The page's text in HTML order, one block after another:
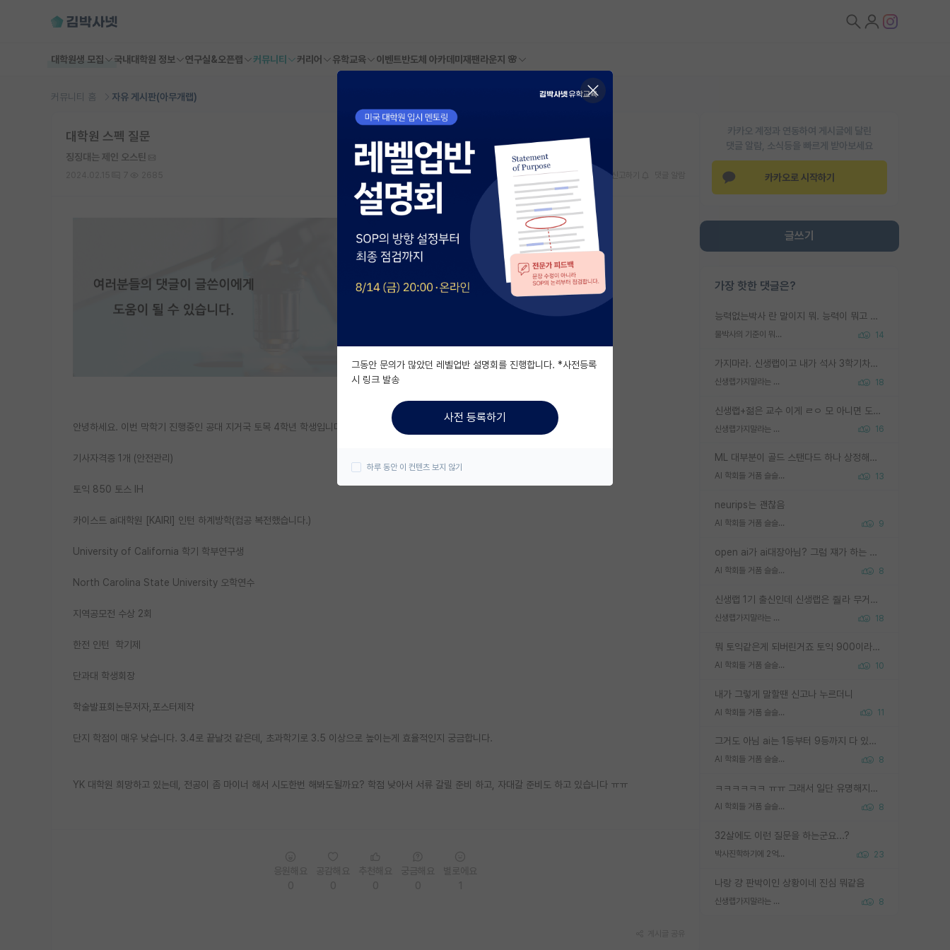
대학원생 모집 국내대학원 정보 연구실&오픈랩 커뮤니티 커리어 유학교육 이벤트반도체 아카데미 재팬라운지 🌸
커뮤니티 홈 자유 게시판(아무개랩)
카카오 계정과 연동하여 게시글에 달린
댓글 알람, 소식등을 빠르게 받아보세요
카카오로 시작하기
글쓰기
가장 핫한 댓글은?
능력없는박사 란 말이지 뭐. 능력이 뭐고 능력이 있다는게 뭔지는 사람마다 기준이 다르니까 얘기해봐야 서로 자기 기준만 얘기해서 논쟁이 끝이 안나고. 주위에서 능력있고 야심있는 신입생이 교수가 유의미한 피드백을 아예 안주면서 제대로된 과제에 참여해볼 기회도 제공하지 않고 잡일 뺑뺑이만 돌려서 맨날 단순작업만 하면서 밤새다가 눈빛이 점점 죽어가는걸 본 사람은 물박사는 교수탓이라고 하고, 교수는 이것저것 알려도 주고 기회도 주고 사수 동기 붙여주면서 어떻게든 끌고가려고 하는데 본인이 매일 뺀질거리면서 출근 하는둥마는둥 하다가 기껏 와서도 폰이나 쳐다보다가 실험 망치고 저녁약속있어서 먼저 가볼게요~ 하는걸 본 사람은 물박사는 본인탓이라고 함.
물박사의 기준이 뭐임? 14
가지마라. 신생랩이고 내가 석사 3학기차인데 최고참인데 나도 아무것도 모르는데 교수가 후배들 왜 논문 교육 안시키냐. 논문 왜 안 써오냐 닦달한다
신생랩가지말라는 이유가 있었구나 18
신생랩+젊은 교수 이게 ㄹㅇ 모 아니면 도인듯.
신생랩가지말라는 이유가 있었구나 16
ML 대부분이 골드 스탠다드 하나 상정해놓고 (벤치마크 데이터셋이 여러 개면 여러 개 상정) 그거 얼마나 잘 맞추나 싸움임 가끔 번뜩이는 설계 철학을 보여주는 논문들도 있지만 대부분 그거 성적 얼마나 더 올리느라에 혈안이 되어 있는 측면이 잇음
AI 학회들 거품 슬슬 지적이 나오네요 13
neurips는 괜찮음
AI 학회들 거품 슬슬 지적이 나오네요 9
open ai가 ai대장아님? 그럼 쟤가 하는 말이 다 맞겠네
AI 학회들 거품 슬슬 지적이 나오네요 8
신생랩 1기 출신인데 신생랩은 줠라 무거운 바벨 같은거임. 들면 대박인데 못들면 깔려 죽음. 아무도 알려주지 않는 환경에서 자생해야하지만, 일단 살아남았다면 그 어떤 사람보다 악착같고 생존력 높은 사람으로 거듭날 수 있음
신생랩가지말라는 이유가 있었구나 18
뭐 토익같은게 되버린거죠 토익 900이라고 영어잘하는건 아닙니다만 잘하는사람은 다 900을 넘는 그런
AI 학회들 거품 슬슬 지적이 나오네요 10
내가 그렇게 말할땐 신고나 누르더니
AI 학회들 거품 슬슬 지적이 나오네요 11
그거도 아님 ai는 1등부터 9등까지 다 있음 그거도 없는 사람은 뭐냐 교수가 그냥 못하게 한거 1등급도 교수가 막으면 안됨
AI 학회들 거품 슬슬 지적이 나오네요 8
ㅋㅋㅋㅋㅋㅋ ㅠㅠ 그래서 일단 유명해지는게 중요한거같습니다
AI 학회들 거품 슬슬 지적이 나오네요 8
32살에도 이런 질문을 하는군요...?
박사진학하기에 2억은 괜찮은 (?) 정도의 경제력인가요 23
나랑 걍 판박이인 상황이네 진심 뭐같음
신생랩가지말라는 이유가 있었구나 8
대학원 스펙 질문
징징대는 제인 오스틴
스크랩 신고하기
안녕하세요. 이번 막학기 진행중인 공대 지거국 토목 4학년 학생입니다.
기사자격증 1개 (안전관리)
토익 850 토스 IH
카이스트 ai대학원 [KAIRI] 인턴 하계방학(컴공 복전했습니다.)
University of California 학기 학부연구생
North Carolina State University 오학연수
지역공모전 수상 2회
한전 인턴 학기제
단과대 학생회장
학술발표회논문저자,포스터제작
단지 학점이 매우 낮습니다. 3.4로 끝날것 같은데, 초과학기로 3.5 이상으로 높이는게 효율적인지 궁금합니다.
YK 대학원 희망하고 있는데, 전공이 좀 마이너 해서 시도한번 해봐도될까요? 학점 낮아서 서류 갈릴 준비 하고, 자대갈 준비도 하고 있습니다 ㅠㅠ
그동안 문의가 많았던 레벨업반 설명회를 진행합니다. *사전등록
시 링크 발송
사전 등록하기
하루 동안 이 컨텐츠 보지 않기